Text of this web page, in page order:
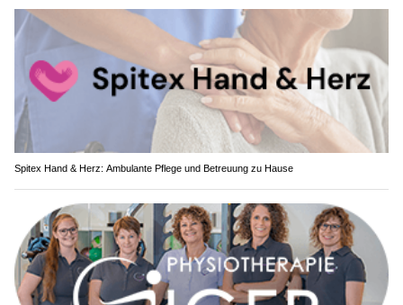
Spitex Hand & Herz: Ambulante Pflege und Betreuung zu Hause